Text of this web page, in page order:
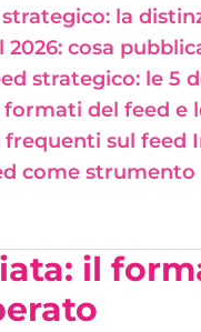
la
cosa
strategico: le 5
del feed e
frequenti sul feed
come
il